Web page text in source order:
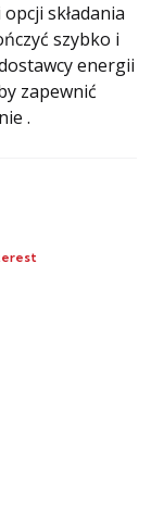
składania
szybko i
energii
zapewnić
.